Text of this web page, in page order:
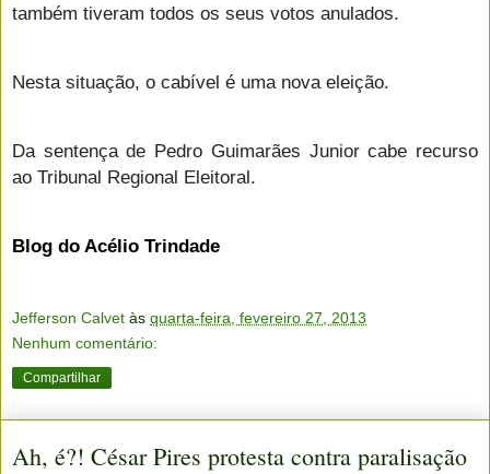
também tiveram todos os seus votos anulados.
Nesta situação, o cabível é uma nova eleição.
Da sentença de Pedro Guimarães Junior cabe recurso
ao Tribunal Regional Eleitoral.
Blog do Acélio Trindade
Jefferson Calvet às quarta-feira, fevereiro 27, 2013
Nenhum comentário:
Compartilhar
Ah, é?! César Pires protesta contra paralisação